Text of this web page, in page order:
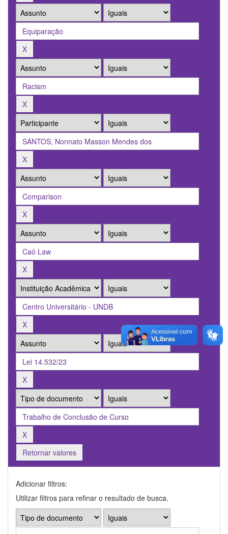
Retornar valores
Adicionar filtros:
Utilizar filtros para refinar o resultado de busca.